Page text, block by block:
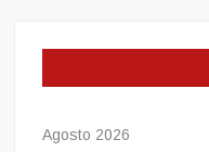
Agosto 2026